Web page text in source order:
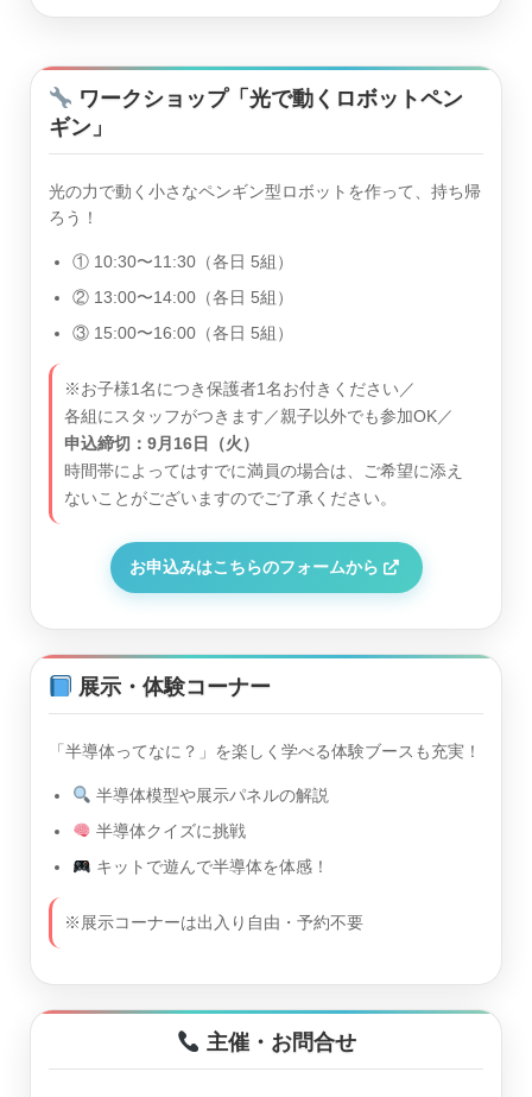
ワークショップ「光で動くロボットペン
ギン」
光の力で動く小さなペンギン型ロボットを作って、持ち帰
ろう！
① 10:30〜11:30（各日 5組）
② 13:00〜14:00（各日 5組）
③ 15:00〜16:00（各日 5組）
※お子様1名につき保護者1名お付きください／
各組にスタッフがつきます／親子以外でも参加OK／
申込締切：9月16日（火）
時間帯によってはすでに満員の場合は、ご希望に添え
ないことがございますのでご了承ください。
お申込みはこちらのフォームから
展示・体験コーナー
「半導体ってなに？」を楽しく学べる体験ブースも充実！
半導体模型や展示パネルの解説
半導体クイズに挑戦
キットで遊んで半導体を体感！
※展示コーナーは出入り自由・予約不要
主催・お問合せ